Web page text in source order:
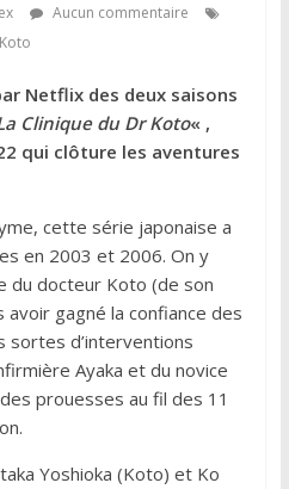
Aucun commentaire
Netflix des deux saisons
Clinique du Dr Koto« ,
qui clôture les aventures
cette série japonaise a
en 2003 et 2006. On y
du docteur Koto (de son
gagné la confiance des
sortes d’interventions
Ayaka et du novice
prouesses au fil des 11
Yoshioka (Koto) et Ko